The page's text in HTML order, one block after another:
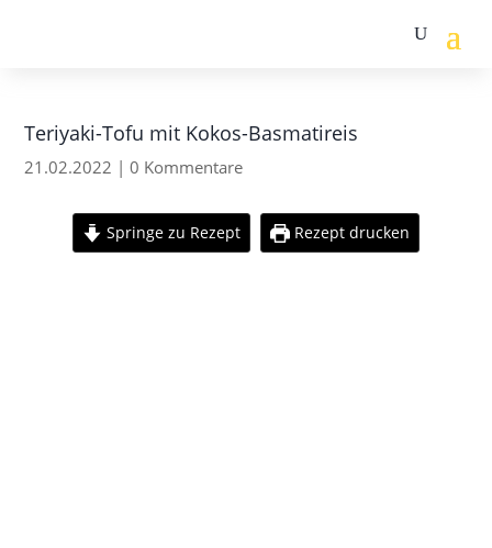
Teriyaki-Tofu mit Kokos-Basmatireis
21.02.2022 |0 Kommentare
Springe zu Rezept Rezept drucken